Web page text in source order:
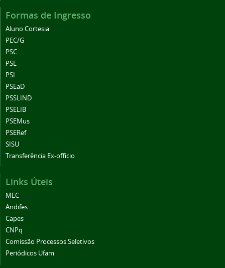
Formas de Ingresso
Aluno Cortesia
PEC/G
PSC
PSE
PSI
PSEaD
PSSLIND
PSELIB
PSEMus
PSERef
SISU
Transferência Ex-officio
Links Úteis
MEC
Andifes
Capes
CNPq
Comissão Processos Seletivos
Periódicos Ufam